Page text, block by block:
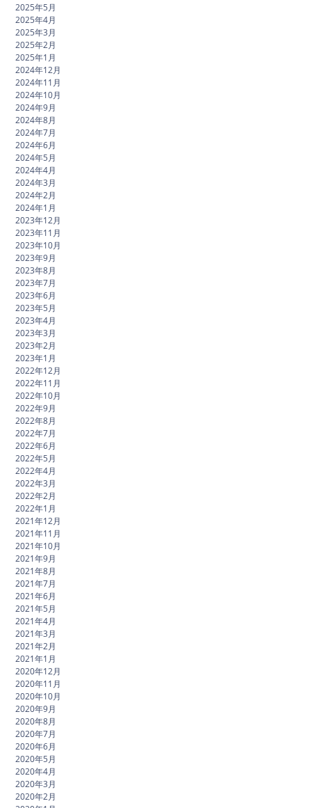
2025年5月
2025年4月
2025年3月
2025年2月
2025年1月
2024年12月
2024年11月
2024年10月
2024年9月
2024年8月
2024年7月
2024年6月
2024年5月
2024年4月
2024年3月
2024年2月
2024年1月
2023年12月
2023年11月
2023年10月
2023年9月
2023年8月
2023年7月
2023年6月
2023年5月
2023年4月
2023年3月
2023年2月
2023年1月
2022年12月
2022年11月
2022年10月
2022年9月
2022年8月
2022年7月
2022年6月
2022年5月
2022年4月
2022年3月
2022年2月
2022年1月
2021年12月
2021年11月
2021年10月
2021年9月
2021年8月
2021年7月
2021年6月
2021年5月
2021年4月
2021年3月
2021年2月
2021年1月
2020年12月
2020年11月
2020年10月
2020年9月
2020年8月
2020年7月
2020年6月
2020年5月
2020年4月
2020年3月
2020年2月